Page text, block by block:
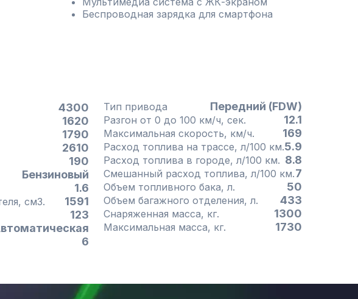
Беспроводная зарядка для смартфона
4300
1620
1790
2610
190
Бензиновый
1.6
Рабочий объем двигателя, см3. 1591
123
6
Тип привода Передний (FDW)
Разгон от 0 до 100 км/ч, сек. 12.1
Максимальная скорость, км/ч. 169
Расход топлива на трассе, л/100 км.5.9
Расход топлива в городе, л/100 км. 8.8
Смешанный расход топлива, л/100 км.7
Объем топливного бака, л. 50
Объем багажного отделения, л. 433
Снаряженная масса, кг. 1300
Максимальная масса, кг. 1730